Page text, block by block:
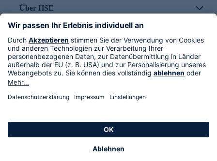
Über HSE
Im TV
HSE International